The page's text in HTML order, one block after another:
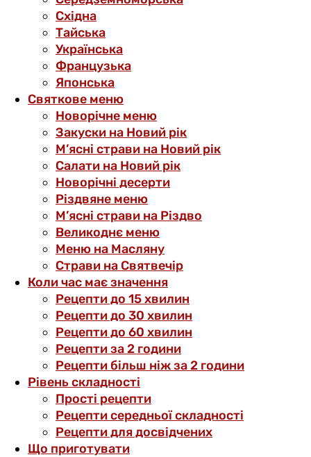
Східна
Тайська
Українська
Французька
Японська
Святкове меню
Новорічне меню
Закуски на Новий рік
М’ясні страви на Новий рік
Салати на Новий рік
Новорічні десерти
Різдвяне меню
М’ясні страви на Різдво
Великоднє меню
Меню на Масляну
Страви на Святвечір
Коли час має значення
Рецепти до 15 хвилин
Рецепти до 30 хвилин
Рецепти до 60 хвилин
Рецепти за 2 години
Рецепти більш ніж за 2 години
Рівень складності
Прості рецепти
Рецепти середньої складності
Рецепти для досвідчених
Що приготувати